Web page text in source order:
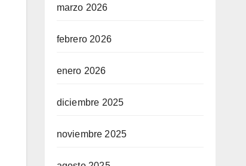
marzo 2026
febrero 2026
enero 2026
diciembre 2025
noviembre 2025